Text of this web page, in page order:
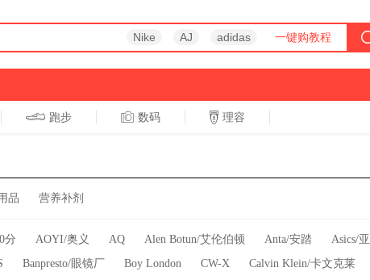
Nike AJ adidas 一键购教程
跑步 数码 理容
品 营养补剂
分 AOYI/奥义 AQ Alen Botun/艾伦伯顿 Anta/安踏 Asics/
Banpresto/眼镜厂 Boy London CW-X Calvin Klein/卡文克莱